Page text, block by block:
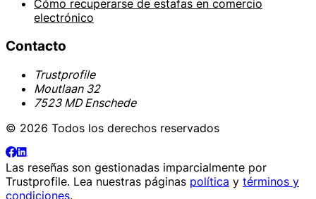
Cómo recuperarse de estafas en comercio
electrónico
Contacto
Trustprofile
Moutlaan 32
7523 MD Enschede
© 2026 Todos los derechos reservados
Las reseñas son gestionadas imparcialmente por
Trustprofile. Lea nuestras páginas política y términos y
condiciones.